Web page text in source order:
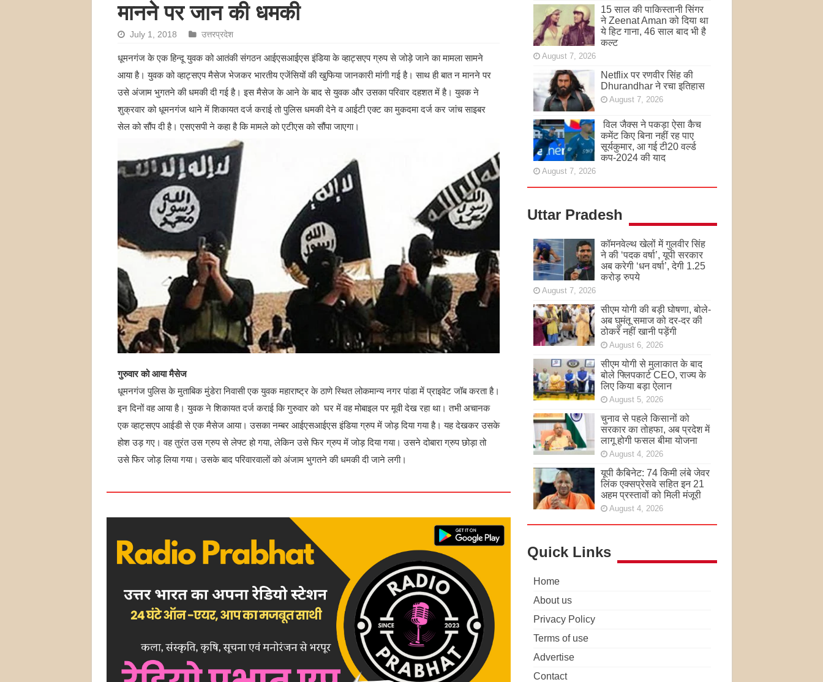
मानने पर जान की धमकी
July 1, 2018 उत्तरप्रदेश
धूमनगंज के एक हिन्दू युवक को आतंकी संगठन आईएसआईएस इंडिया के व्हाट्सएप ग्रुप से जोड़े जाने का मामला सामने
आया है। युवक को व्हाट्सएप मैसेज भेजकर भारतीय एजेंसियों की खुफिया जानकारी मांगी गई है। साथ ही बात न मानने पर
उसे अंजाम भुगतने की धमकी दी गई है। इस मैसेज के आने के बाद से युवक और उसका परिवार दहशत में है। युवक ने
शुक्रवार को धूमनगंज थाने में शिकायत दर्ज कराई तो पुलिस धमकी देने व आईटी एक्ट का मुकदमा दर्ज कर जांच साइबर
सेल को सौंप दी है। एसएसपी ने कहा है कि मामले को एटीएस को सौंपा जाएगा।
गुरुवार को आया मैसेज
धूमनगंज पुलिस के मुताबिक मुंडेरा निवासी एक युवक महाराष्ट्र के ठाणे स्थित लोकमान्य नगर पांडा में प्राइवेट जॉब करता है।
इन दिनों वह आया है। युवक ने शिकायत दर्ज कराई कि गुरुवार को घर में वह मोबाइल पर मूवी देख रहा था। तभी अचानक
एक व्हाट्सएप आईडी से एक मैसेज आया। उसका नम्बर आईएसआईएस इंडिया ग्रुप में जोड़ दिया गया है। यह देखकर उसके
होश उड़ गए। वह तुरंत उस ग्रुप से लेफ्ट हो गया, लेकिन उसे फिर ग्रुप में जोड़ दिया गया। उसने दोबारा ग्रुप छोड़ा तो
उसे फिर जोड़ लिया गया। उसके बाद परिवारवालों को अंजाम भुगतने की धमकी दी जाने लगी।
15 साल की पाकिस्तानी सिंगर
ने Zeenat Aman को दिया था
ये हिट गाना, 46 साल बाद भी है
कल्ट
August 7, 2026
Netflix पर रणवीर सिंह की
Dhurandhar ने रचा इतिहास
August 7, 2026
विल जैक्स ने पकड़ा ऐसा कैच
कमेंट किए बिना नहीं रह पाए
सूर्यकुमार, आ गई टी20 वर्ल्ड
कप-2024 की याद
August 7, 2026
Uttar Pradesh
कॉमनवेल्थ खेलों में गुलवीर सिंह
ने की ‘पदक वर्षा’, यूपी सरकार
अब करेगी ‘धन वर्षा’, देगी 1.25
करोड़ रुपये
August 7, 2026
सीएम योगी की बड़ी घोषणा, बोले-
अब घुमंतू समाज को दर-दर की
ठोकरें नहीं खानी पड़ेंगी
August 6, 2026
सीएम योगी से मुलाकात के बाद
बोले फ्लिपकार्ट CEO, राज्य के
लिए किया बड़ा ऐलान
August 5, 2026
चुनाव से पहले किसानों को
सरकार का तोहफा, अब प्रदेश में
लागू होगी फसल बीमा योजना
August 4, 2026
यूपी कैबिनेट: 74 किमी लंबे जेवर
लिंक एक्सप्रेसवे सहित इन 21
अहम प्रस्तावों को मिली मंजूरी
August 4, 2026
Quick Links
Home
About us
Privacy Policy
Terms of use
Advertise
Contact